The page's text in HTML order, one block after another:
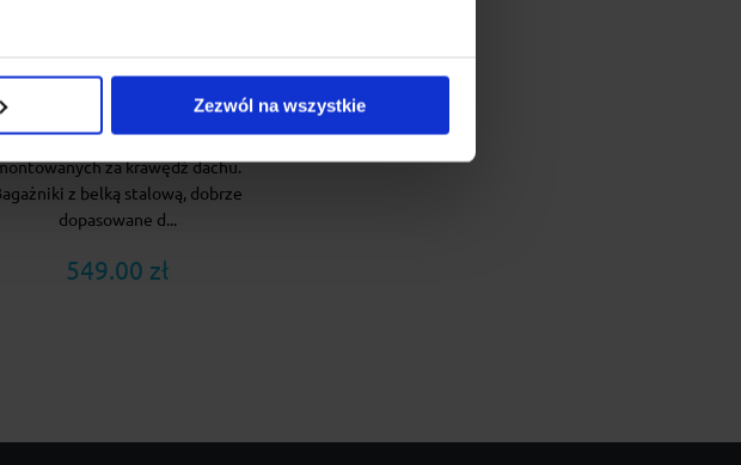
Zezwól na wszystkie
dachowy Cruz Oplus
ST120 + kity Cruz 935-909
Oplus ST to linia bagażników
za krawędź dachu.
z belką stalową, dobrze
dopasowane d...
549.00 zł